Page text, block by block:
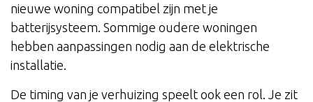
nieuwe woning compatibel zijn met je
batterijsysteem. Sommige oudere woningen
hebben aanpassingen nodig aan de elektrische
installatie.
De timing van je verhuizing speelt ook een rol. Je zit